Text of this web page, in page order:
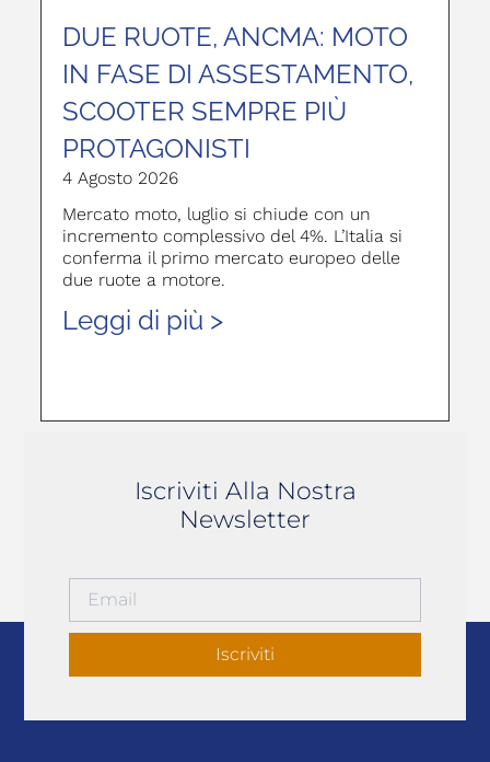
DUE RUOTE, ANCMA: MOTO
IN FASE DI ASSESTAMENTO,
SCOOTER SEMPRE PIÙ
PROTAGONISTI
4 Agosto 2026
Mercato moto, luglio si chiude con un
incremento complessivo del 4%. L’Italia si
conferma il primo mercato europeo delle
due ruote a motore.
Leggi di più >
Iscriviti Alla Nostra
Newsletter
Iscriviti